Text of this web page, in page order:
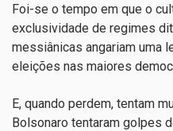
Foi-se o tempo em que o
exclusividade de regimes
messiânicas angariam uma
eleições nas maiores
E, quando perdem, tentam
Bolsonaro tentaram golpes